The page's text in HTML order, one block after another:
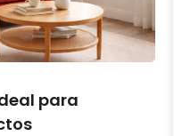
para